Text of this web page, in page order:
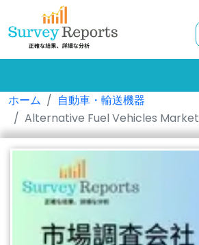
ホーム
自動車・輸送機器
Alternative Fuel Vehicles Market